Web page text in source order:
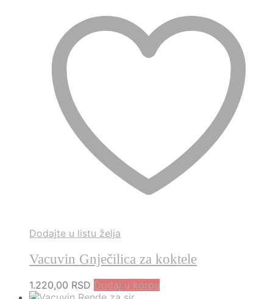
Dodajte u listu želja
Vacuvin Gnječilica za koktele
1.220,00 RSD Dodaj u korpu